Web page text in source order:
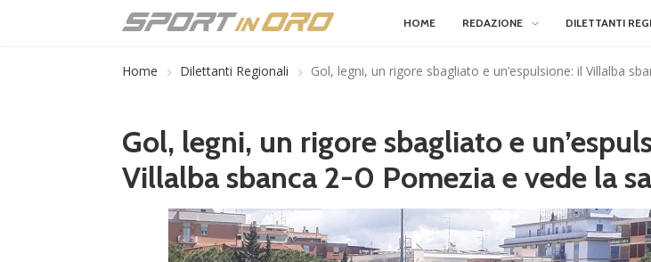
HOME REDAZIONE DILETTANTI
Home Dilettanti Regionali Gol, legni, un rigore sbagliato e un’espulsione: il Villalba
Gol, legni, un rigore sbagliato e
Villalba sbanca 2-0 Pomezia e vede la